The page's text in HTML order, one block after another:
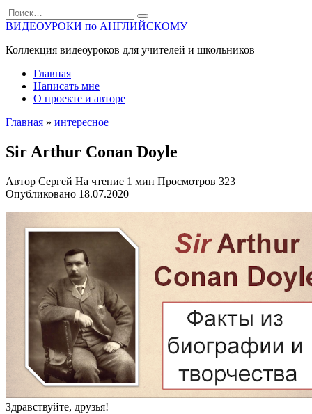
Перейти
к
содержанию
Search
for:
ВИДЕОУРОКИ по АНГЛИЙСКОМУ
Коллекция видеоуроков для учителей и школьников
Главная
Написать мне
О проекте и авторе
Главная » интересное
Sir Arthur Conan Doyle
Автор Сергей На чтение 1 мин Просмотров 323
Опубликовано 18.07.2020
Здравствуйте, друзья!